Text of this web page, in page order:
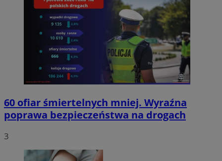
60 ofiar śmiertelnych mniej. Wyraźna
poprawa bezpieczeństwa na drogach
3